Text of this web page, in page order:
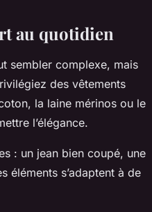
au quotidien
sembler complexe, mais
des vêtements
la laine mérinos ou le
l’élégance.
: un jean bien coupé, une
éléments s’adaptent à de